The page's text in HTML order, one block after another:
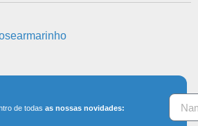
de todasas nossas novidades: